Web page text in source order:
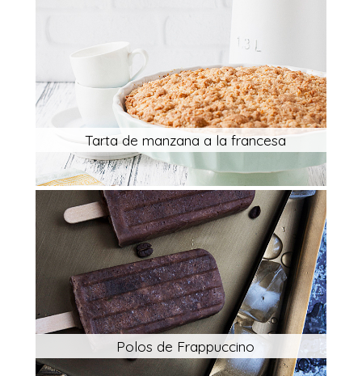
Tarta de manzana a la francesa
Polos de Frappuccino